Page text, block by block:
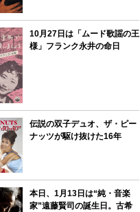
10月27日は「ムード歌謡の王
様」フランク永井の命日
伝説の双子デュオ、ザ・ピー
ナッツが駆け抜けた16年
本日、1月13日は“純・音楽
家”遠藤賢司の誕生日。古希